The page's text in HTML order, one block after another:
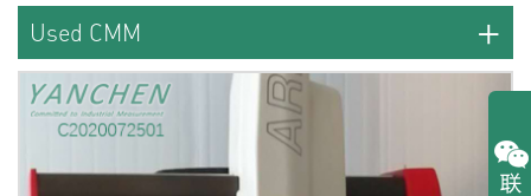
Used CMM +